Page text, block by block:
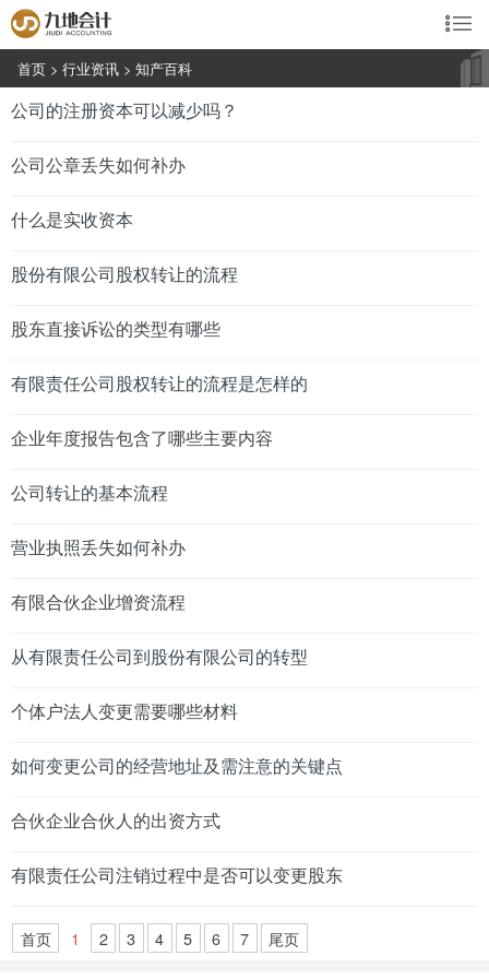

首页 > 行业资讯 > 知产百科
公司的注册资本可以减少吗？
公司公章丢失如何补办
什么是实收资本
股份有限公司股权转让的流程
股东直接诉讼的类型有哪些
有限责任公司股权转让的流程是怎样的
企业年度报告包含了哪些主要内容
公司转让的基本流程
营业执照丢失如何补办
有限合伙企业增资流程
从有限责任公司到股份有限公司的转型
个体户法人变更需要哪些材料
如何变更公司的经营地址及需注意的关键点
合伙企业合伙人的出资方式
有限责任公司注销过程中是否可以变更股东
首页 1 2 3 4 5 6 7 尾页